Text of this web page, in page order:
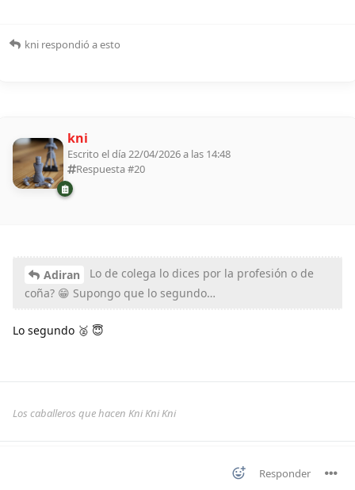
kni respondió a esto
kni
Escrito el día 22/04/2026 a las 14:48
Respuesta #20
Adiran
Lo de colega lo dices por la profesión o de
coña? 😁 Supongo que lo segundo…
Lo segundo 🥈 😇
Los caballeros que hacen Kni Kni Kni
Responder